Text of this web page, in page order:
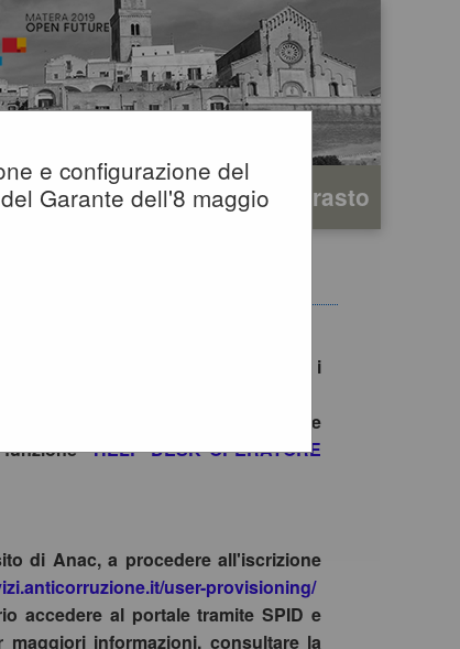
A Grafica Testo Alto contrasto
e configurazione del
Garante dell'8 maggio
è consentito esclusivamente tramite i
accesso con SPID/CIE, ad inviare
funzione"HELP DESK OPERATORE
di Anac, a procedere all'iscrizione
user-provisioning/
accedere al portale tramite SPID e
informazioni, consultare la